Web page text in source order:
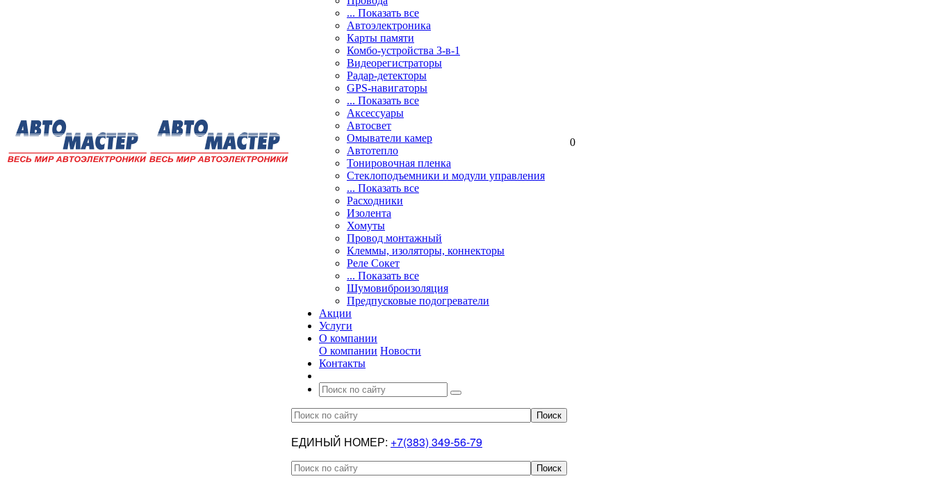
... Показать все
Автоэлектроника
Карты памяти
Комбо-устройства 3-в-1
Видеорегистраторы
Радар-детекторы
GPS-навигаторы
... Показать все
Аксессуары
Автосвет
Омыватели камер
Автотепло
Тонировочная пленка
Стеклоподъемники и модули управления
... Показать все
Расходники
Изолента
Хомуты
Провод монтажный
Клеммы, изоляторы, коннекторы
Реле Сокет
... Показать все
Шумовиброизоляция
Предпусковые подогреватели
Акции
Услуги
О компании
О компании Новости
Контакты
ЕДИНЫЙ НОМЕР: +7(383) 349-56-79
0